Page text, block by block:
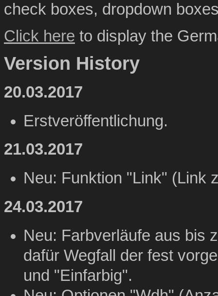
check boxes, dropdown
Click here to display the
Version History
20.03.2017
Erstveröffentlichung.
21.03.2017
Neu: Funktion "Link" (Link
24.03.2017
Neu: Farbverläufe aus bis
dafür Wegfall der fest
und "Einfarbig".